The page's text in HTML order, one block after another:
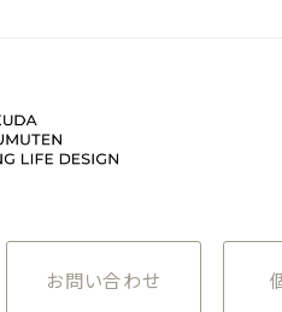
お問い合わせ